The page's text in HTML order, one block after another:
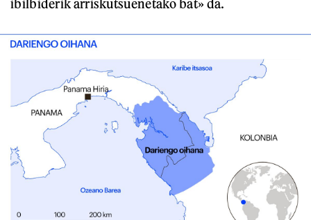
ibilbiderik arriskutsuenetako bat» da.